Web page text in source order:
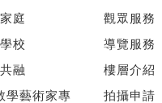
家庭
學校
共融
學藝術家專
觀眾服務
導覽服務
樓層介紹
拍攝申請